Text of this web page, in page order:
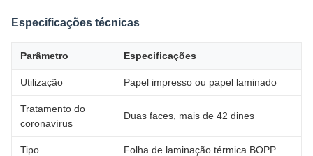
Especificações técnicas
Parâmetro Especificações
Utilização Papel impresso ou papel laminado
Tratamento do
coronavírus
Duas faces, mais de 42 dines
Tipo Folha de laminação térmica BOPP